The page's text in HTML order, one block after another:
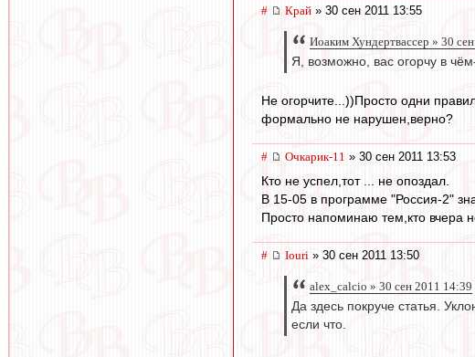
# Край » 30 сен 2011 13:55
Иоаким Хундертвассер » 30
Я, возможно, вас огорчу в
Не огорчите...))Просто одни
формально не нарушен,верно?
# Очкарик-11 » 30 сен 2011 13:53
Кто не успел,тот ... не опоздал.
В 15-05 в программе "Россия-2"
Просто напоминаю тем,кто вчера
# Iouri » 30 сен 2011 13:50
alex_calcio » 30 сен 2011 14:39
Да здесь покруче статья.
если что.